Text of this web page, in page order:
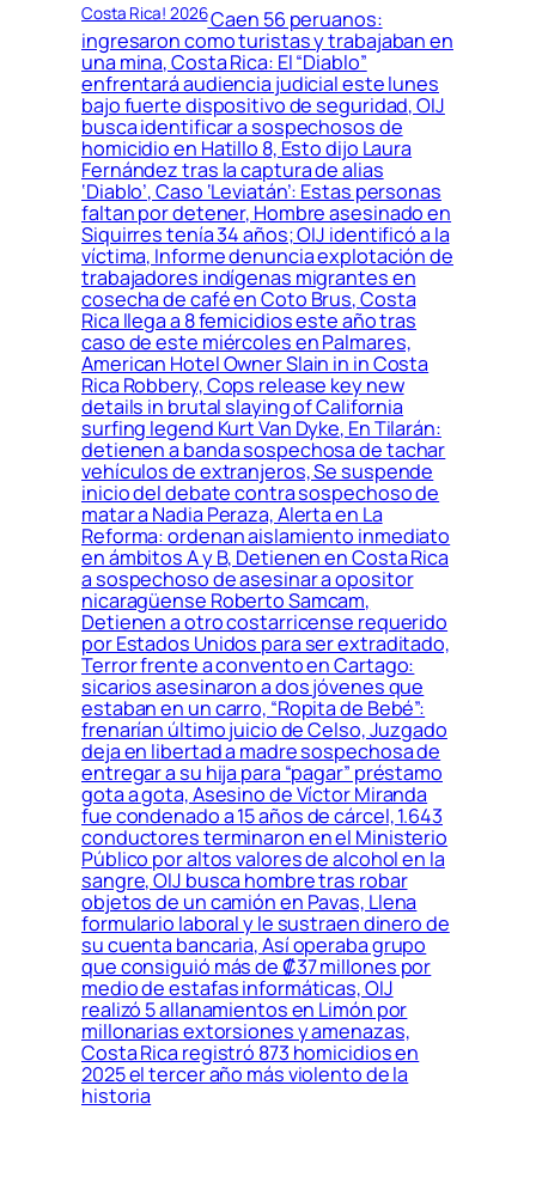
Costa Rica! 2026Caen 56 peruanos:
ingresaron como turistas y trabajaban en
una mina, Costa Rica: El “Diablo”
enfrentará audiencia judicial este lunes
bajo fuerte dispositivo de seguridad, OIJ
busca identificar a sospechosos de
homicidio en Hatillo 8, Esto dijo Laura
Fernández tras la captura de alias
‘Diablo’, Caso ‘Leviatán’: Estas personas
faltan por detener, Hombre asesinado en
Siquirres tenía 34 años; OIJ identificó a la
víctima, Informe denuncia explotación de
trabajadores indígenas migrantes en
cosecha de café en Coto Brus, Costa
Rica llega a 8 femicidios este año tras
caso de este miércoles en Palmares,
American Hotel Owner Slain in in Costa
Rica Robbery, Cops release key new
details in brutal slaying of California
surfing legend Kurt Van Dyke, En Tilarán:
detienen a banda sospechosa de tachar
vehículos de extranjeros, Se suspende
inicio del debate contra sospechoso de
matar a Nadia Peraza, Alerta en La
Reforma: ordenan aislamiento inmediato
en ámbitos A y B, Detienen en Costa Rica
a sospechoso de asesinar a opositor
nicaragüense Roberto Samcam,
Detienen a otro costarricense requerido
por Estados Unidos para ser extraditado,
Terror frente a convento en Cartago:
sicarios asesinaron a dos jóvenes que
estaban en un carro, “Ropita de Bebé”:
frenarían último juicio de Celso, Juzgado
deja en libertad a madre sospechosa de
entregar a su hija para “pagar” préstamo
gota a gota, Asesino de Víctor Miranda
fue condenado a 15 años de cárcel, 1.643
conductores terminaron en el Ministerio
Público por altos valores de alcohol en la
sangre, OIJ busca hombre tras robar
objetos de un camión en Pavas, Llena
formulario laboral y le sustraen dinero de
su cuenta bancaria, Así operaba grupo
que consiguió más de ₡37 millones por
medio de estafas informáticas, OIJ
realizó 5 allanamientos en Limón por
millonarias extorsiones y amenazas,
Costa Rica registró 873 homicidios en
2025 el tercer año más violento de la
historia